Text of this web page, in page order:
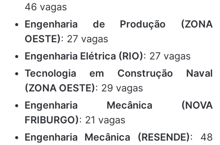
46 vagas
Engenharia de Produção (ZONA
OESTE): 27 vagas
Engenharia Elétrica (RIO): 27 vagas
Tecnologia em Construção Naval
(ZONA OESTE): 29 vagas
Engenharia Mecânica (NOVA
FRIBURGO): 21 vagas
Engenharia Mecânica (RESENDE): 48